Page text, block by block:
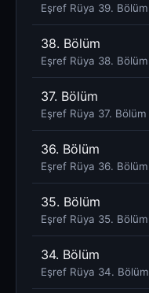
Eşref Rüya 39. Bölüm
38. Bölüm
Eşref Rüya 38. Bölüm
37. Bölüm
Eşref Rüya 37. Bölüm
36. Bölüm
Eşref Rüya 36. Bölüm
35. Bölüm
Eşref Rüya 35. Bölüm
34. Bölüm
Eşref Rüya 34. Bölüm